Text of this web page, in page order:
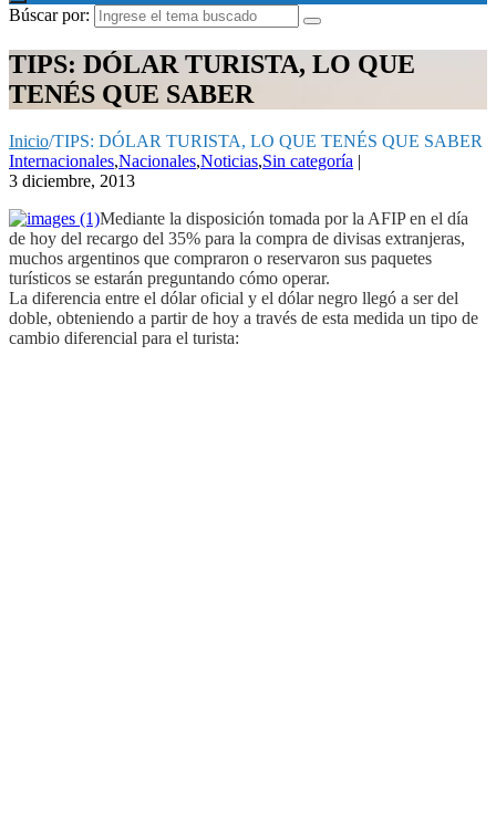
Búscar por:
TIPS: DÓLAR TURISTA, LO QUE
TENÉS QUE SABER
Inicio/TIPS: DÓLAR TURISTA, LO QUE TENÉS QUE SABER
Internacionales,Nacionales,Noticias,Sin categoría |
3 diciembre, 2013
Mediante la disposición tomada por la AFIP en el día
de hoy del recargo del 35% para la compra de divisas extranjeras,
muchos argentinos que compraron o reservaron sus paquetes
turísticos se estarán preguntando cómo operar.
La diferencia entre el dólar oficial y el dólar negro llegó a ser del
doble, obteniendo a partir de hoy a través de esta medida un tipo de
cambio diferencial para el turista: